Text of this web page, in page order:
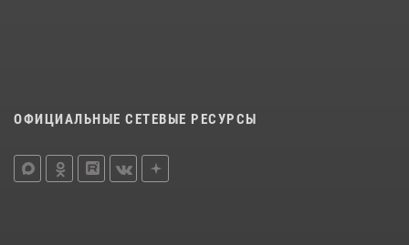
ОФИЦИАЛЬНЫЕ СЕТЕВЫЕ РЕСУРСЫ